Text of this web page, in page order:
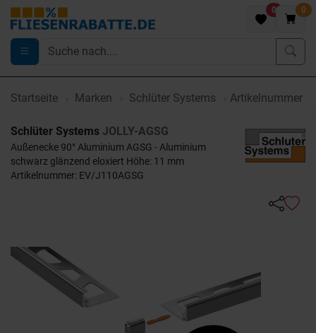
0 0
Startseite Marken Schlüter Systems Artikelnummer
Schlüter Systems JOLLY-AGSG
Außenecke 90° Aluminium AGSG - Aluminium
schwarz glänzend eloxiert Höhe: 11 mm
Artikelnummer: EV/J110AGSG